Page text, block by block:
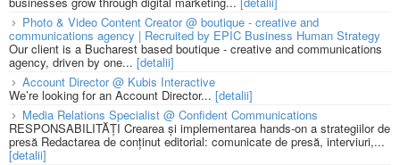
Photo & Video Content Creator @ boutique - creative and
communications agency | Recruited by EPIC Business Human Strategy
Our client is a Bucharest based boutique - creative and communications
agency, driven by one... [detalii]
Account Director @ Kubis Interactive
We’re looking for an Account Director... [detalii]
Media Relations Specialist @ Confident Communications
RESPONSABILITĂȚI Crearea și implementarea hands-on a strategiilor de
presă Redactarea de conținut editorial: comunicate de presă, interviuri,...
[detalii]